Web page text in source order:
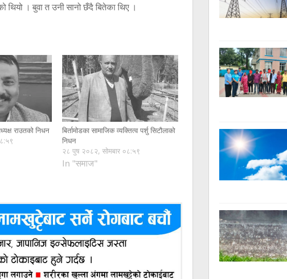
थियो । बुवा त उनी सानो छँदै बितेका थिए ।
राउतको निधन
बिर्तामोडका सामाजिक व्यक्तित्व पर्शु सिटौलाको
निधन
२८ पुष २०८२, सोमबार ०८:५९
In "समाज"